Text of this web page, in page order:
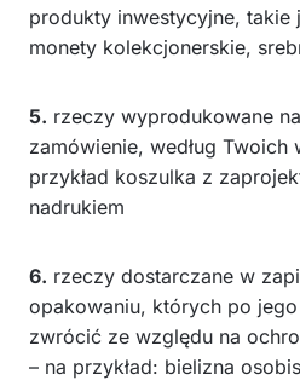
produkty inwestycyjne, takie
monety kolekcjonerskie,
5. rzeczy wyprodukowane
zamówienie, według Twoich
przykład koszulka z
nadrukiem
6. rzeczy dostarczane w
opakowaniu, których po
zwrócić ze względu na
– na przykład: bielizna